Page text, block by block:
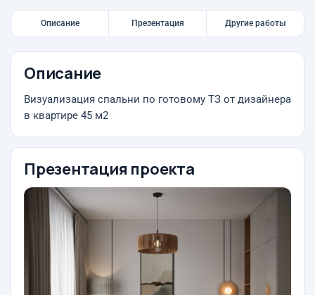
Описание Презентация Другие работы
Описание
Визуализация спальни по готовому ТЗ от дизайнера
в квартире 45 м2
Презентация проекта